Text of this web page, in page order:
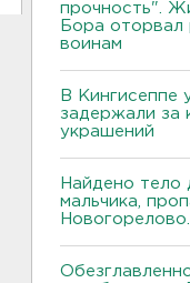
прочность".
Бора оторвал
воинам
В Кингисеппе
задержали за
украшений
Найдено тело
мальчика,